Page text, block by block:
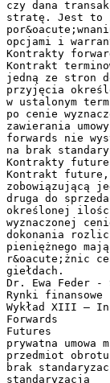
czy dana
stratę. Jest to
opcjami i
Kontrakty
Kontrakt
jedną ze stron
przyjęcia
w ustalonym
po cenie
zawierania
forwards nie
na brak
Kontrakty
Kontrakt future,
zobowiązującą
druga do
określonej
wyznaczonej
dokonania
pieniężnego
r&oacute;żnic
giełdach.
Dr. Ewa Feder -
Rynki finansowe
Wykład XIII –
Forwards
Futures
prywatna umowa
przedmiot obrotu
brak
standaryzacja